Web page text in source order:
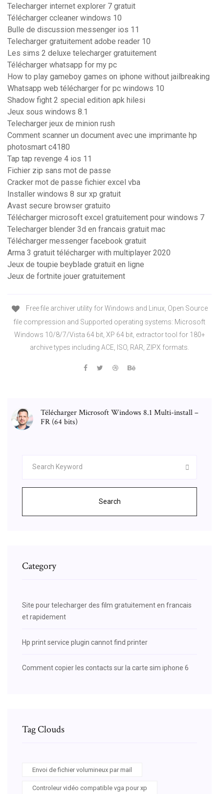
Telecharger internet explorer 7 gratuit
Télécharger ccleaner windows 10
Bulle de discussion messenger ios 11
Telecharger gratuitement adobe reader 10
Les sims 2 deluxe telecharger gratuitement
Télécharger whatsapp for my pc
How to play gameboy games on iphone without jailbreaking
Whatsapp web télécharger for pc windows 10
Shadow fight 2 special edition apk hilesi
Jeux sous windows 8.1
Telecharger jeux de minion rush
Comment scanner un document avec une imprimante hp
photosmart c4180
Tap tap revenge 4 ios 11
Fichier zip sans mot de passe
Cracker mot de passe fichier excel vba
Installer windows 8 sur xp gratuit
Avast secure browser gratuito
Télécharger microsoft excel gratuitement pour windows 7
Telecharger blender 3d en francais gratuit mac
Télécharger messenger facebook gratuit
Arma 3 gratuit télécharger with multiplayer 2020
Jeux de toupie beyblade gratuit en ligne
Jeux de fortnite jouer gratuitement
Free file archiver utility for Windows and Linux, Open Source
file compression and Supported operating systems: Microsoft
Windows 10/8/7/Vista 64 bit, XP 64 bit, extractor tool for 180+
archive types including ACE, ISO, RAR, ZIPX formats.
Télécharger Microsoft Windows 8.1 Multi-install –
FR (64 bits)
Search
Category
Site pour telecharger des film gratuitement en francais
et rapidement
Hp print service plugin cannot find printer
Comment copier les contacts sur la carte sim iphone 6
Tag Clouds
Envoi de fichier volumineux par mail
Controleur vidéo compatible vga pour xp